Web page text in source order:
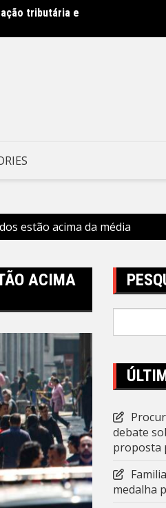
tributária e
Obras do
estão acima da média
ACIMA
debate
proposta
medalha